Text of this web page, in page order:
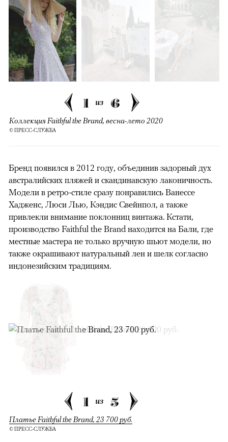
1 из 6
Коллекция Faithful the Brand, весна-лето 2020
© ПРЕСС-СЛУЖБА
Бренд появился в 2012 году, объединив задорный дух
австралийских пляжей и скандинавскую лаконичность.
Модели в ретро-стиле сразу понравились Ванессе
Хадженс, Люси Лью, Кэндис Свейнпол, а также
привлекли внимание поклонниц винтажа. Кстати,
производство Faithful the Brand находится на Бали, где
местные мастера не только вручную шьют модели, но
также окрашивают натуральный лен и шелк согласно
индонезийским традициям.
1 из 5
Платье Faithful the Brand, 23 700 руб.
© ПРЕСС-СЛУЖБА